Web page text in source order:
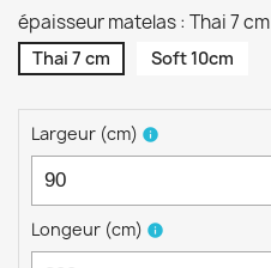
épaisseur matelas : Thai 7 cm
Thai 7 cm Soft 10cm
Largeur (cm) info
Longeur (cm) info